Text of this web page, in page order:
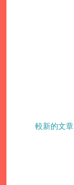
較新的文章